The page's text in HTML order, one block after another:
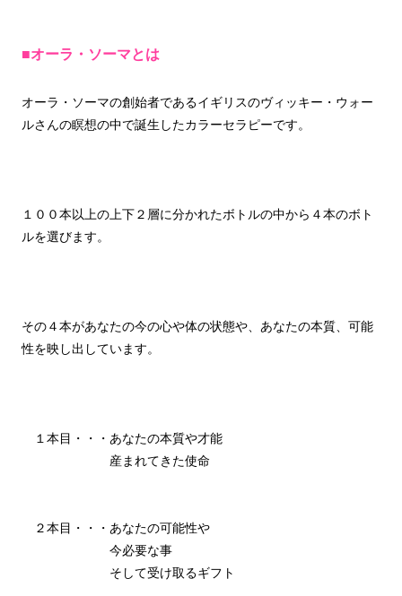
■オーラ・ソーマとは
オーラ・ソーマの創始者であるイギリスのヴィッキー・ウォー
ルさんの瞑想の中で誕生したカラーセラピーです。
１００本以上の上下２層に分かれたボトルの中から４本のボト
ルを選びます。
その４本があなたの今の心や体の状態や、あなたの本質、可能
性を映し出しています。
１本目・・・あなたの本質や才能
産まれてきた使命
２本目・・・あなたの可能性や
今必要な事
そして受け取るギフト